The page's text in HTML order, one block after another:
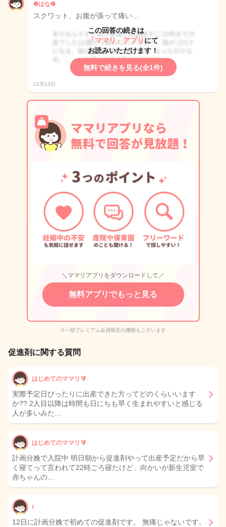
❁︎はな❁︎
スクワット、お腹が張って痛い…
この回答の続きは
「ママリ」アプリ にて
お読みいただけます！
無料で続きを見る(全1件)
12月13日
＼ママリアプリをダウンロードして／
無料アプリでもっと見る
※一部プレミアム会員限定の機能もございます
促進剤に関する質問
はじめてのママリ🔰
実際予定日ぴったりに出産できた方ってどのくらいいます
か?? 2人目以降は時間も日にちも早く生まれやすいと感じる
人が多いみた…
はじめてのママリ🔰
計画分娩で入院中 明日朝から促進剤やって出産予定だから早
く寝てって言われて22時ごろ寝たけど、向かいが新生児室で
赤ちゃんの…
r
12日に計画分娩で初めての促進剤です。 無痛じゃないです。